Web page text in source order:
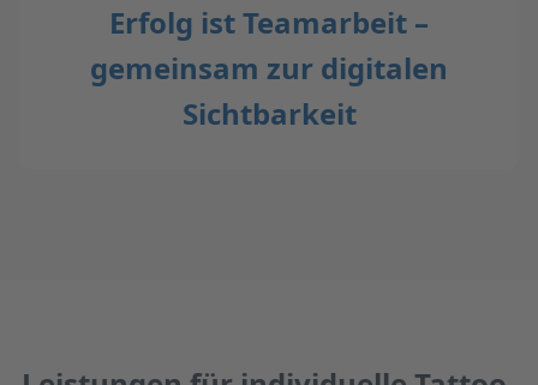
Erfolg ist Teamarbeit –
gemeinsam zur digitalen
Sichtbarkeit